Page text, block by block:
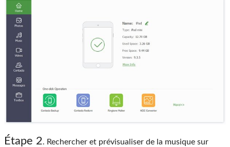
Étape 2. Rechercher et prévisualiser de la musique sur